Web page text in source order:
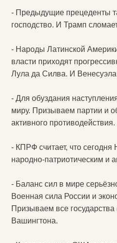
- Предыдущие прецеденты
господство. И Трамп
- Народы Латинской
власти приходят
Лула да Силва. И Венесуэла
- Для обуздания
миру. Призываем партии и
активного противодействия.
- КПРФ считает, что
народно-патриотическим и
- Баланс сил в мире
Военная сила России и
Призываем все
Вашингтона.